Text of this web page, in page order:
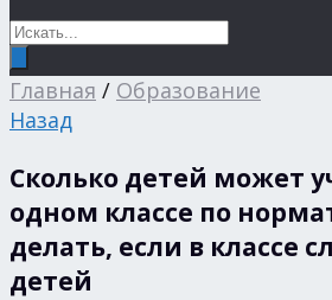
Главная / Образование
Назад
Сколько детей может
одном классе по
делать, если в классе
детей